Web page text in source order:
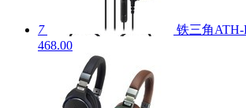
7 铁三角ATH-
468.00